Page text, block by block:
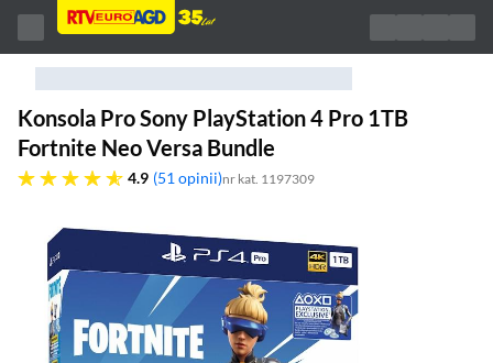
Konsola Pro Sony PlayStation 4 Pro 1TB
Fortnite Neo Versa Bundle
4.9
4.9 gwiazdek 51 opinii nr kat. 1197309